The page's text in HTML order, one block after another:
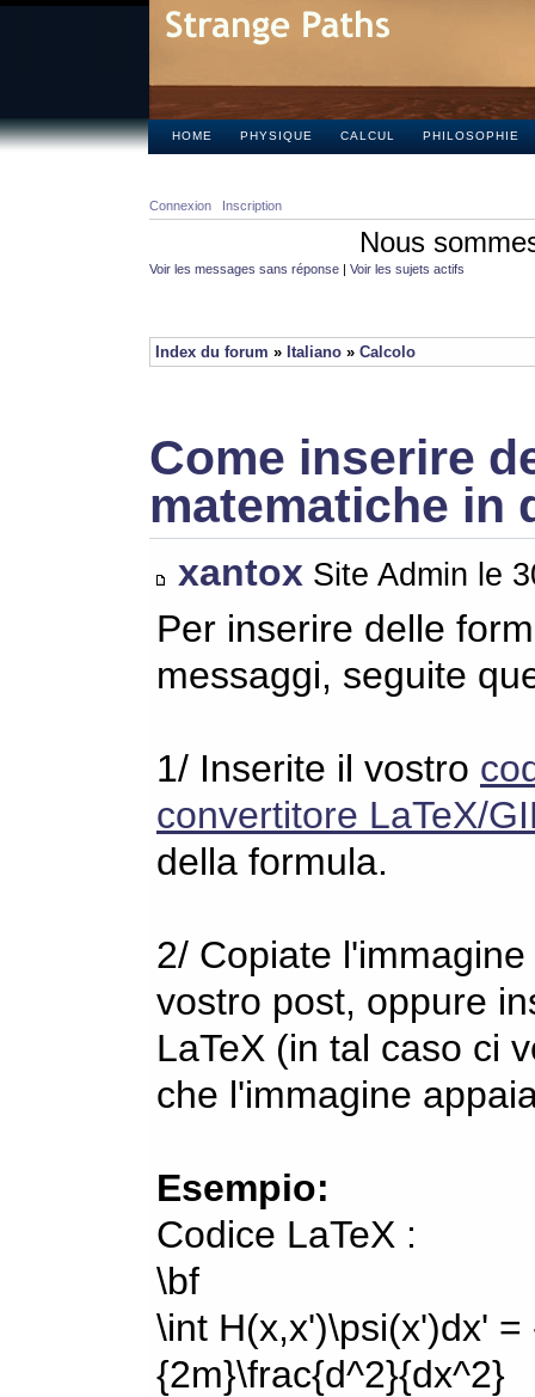
HOME PHYSIQUE CALCUL PHILOSOPHIE
Connexion Inscription
Nous
Voir les messages sans réponse | Voir les sujets actifs
Index du forum » Italiano » Calcolo
Come inserire
matematiche in
xantox Site Admin le
Per inserire delle
messaggi, seguite
1/ Inserite il vostro
convertitore LaTeX/
della formula.
2/ Copiate
vostro post, oppure
LaTeX (in tal caso ci
che l'immagine
Esempio:
Codice LaTeX :
\bf
\int H(x,x')\psi(x')dx'
{2m}\frac{d^2}{dx^2}